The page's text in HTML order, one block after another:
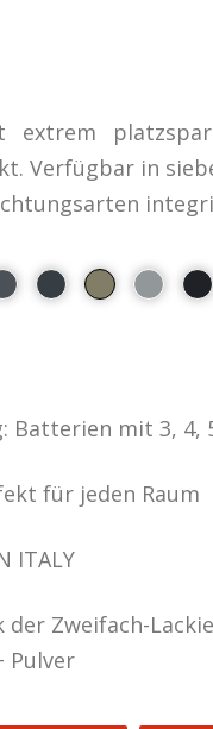
extrem
Verfügbar in
Batterien mit 3, 4,
für jeden Raum
ITALY
der Zweifach-
Pulver